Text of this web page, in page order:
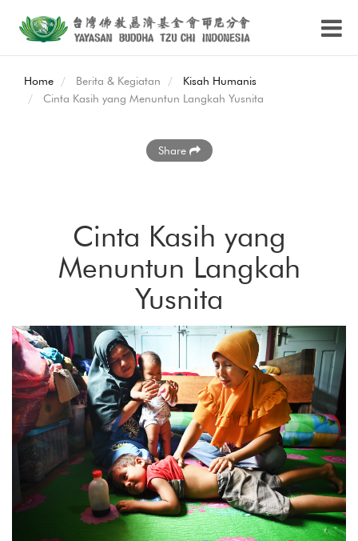
Home Berita & Kegiatan
Kisah Humanis
Cinta Kasih yang Menuntun Langkah Yusnita
Share
Cinta Kasih yang
Menuntun Langkah
Yusnita